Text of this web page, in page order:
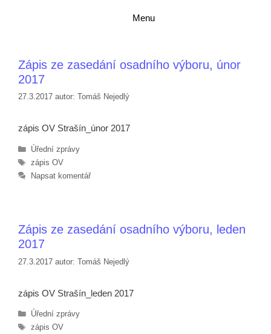
Menu
Zápis ze zasedání osadního výboru, únor
2017
27.3.2017 autor: Tomáš Nejedlý
zápis OV Strašín_únor 2017
Rubriky
Úřední zprávy
Štítky
zápis OV
Napsat komentář
Zápis ze zasedání osadního výboru, leden
2017
27.3.2017 autor: Tomáš Nejedlý
zápis OV Strašín_leden 2017
Rubriky
Úřední zprávy
Štítky
zápis OV